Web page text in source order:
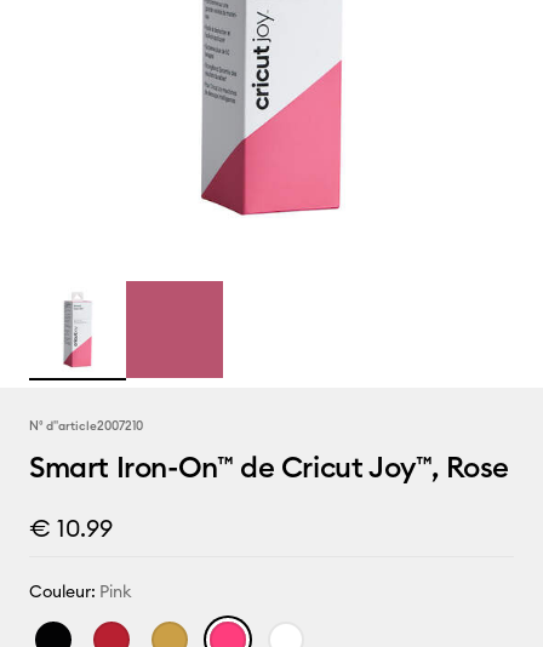
N° d''article2007210
Smart Iron-On™ de Cricut Joy™, Rose
€ 10.99
Couleur: Pink